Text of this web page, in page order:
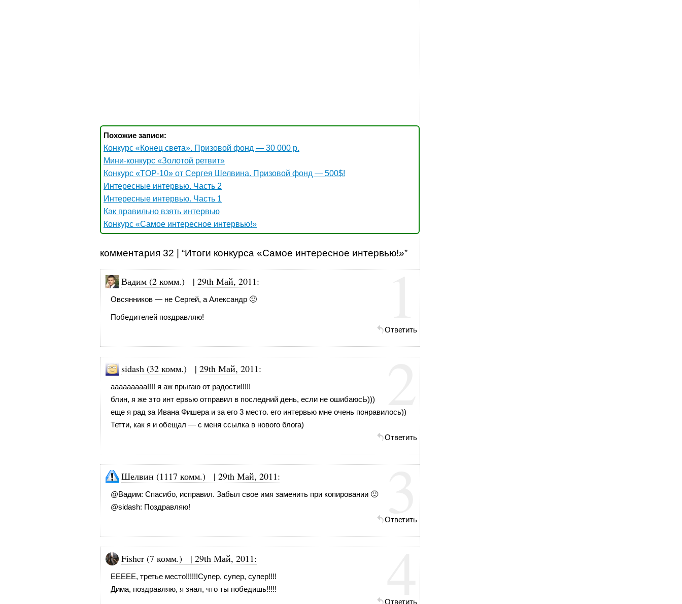
Похожие записи:
Конкурс «Конец света». Призовой фонд — 30 000 р.
Мини-конкурс «Золотой ретвит»
Конкурс «TOP-10» от Сергея Шелвина. Призовой фонд — 500$!
Интересные интервью. Часть 2
Интересные интервью. Часть 1
Как правильно взять интервью
Конкурс «Самое интересное интервью!»
комментария 32 | “Итоги конкурса «Самое интересное интервью!»”
1
Вадим (2 комм.) | 29th Май, 2011:
Овсянников — не Сергей, а Александр 🙂
Победителей поздравляю!
Ответить
2
sidash (32 комм.) | 29th Май, 2011:
ааааааааа!!!! я аж прыгаю от радости!!!!!
блин, я же это инт ервью отправил в последний день, если не ошибаюсЬ)))
еще я рад за Ивана Фишера и за его 3 место. его интервью мне очень понравилось))
Тетти, как я и обещал — с меня ссылка в нового блога)
Ответить
3
Шелвин (1117 комм.) | 29th Май, 2011:
@Вадим: Спасибо, исправил. Забыл свое имя заменить при копировании 🙂
@sidash: Поздравляю!
Ответить
4
Fisher (7 комм.) | 29th Май, 2011:
ЕЕЕЕЕ, третье место!!!!!!Супер, супер, супер!!!!
Дима, поздравляю, я знал, что ты победишь!!!!!
Ответить